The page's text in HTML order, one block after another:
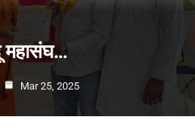
महासंघ…
Mar 25, 2025